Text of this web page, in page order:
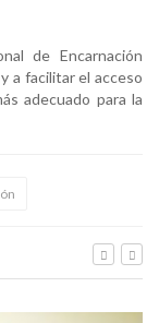
de Encarnación
a facilitar el acceso
adecuado para la